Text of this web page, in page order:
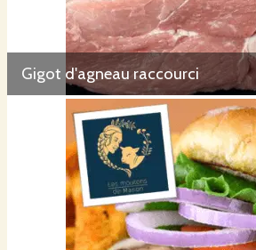
Gigot d'agneau raccourci